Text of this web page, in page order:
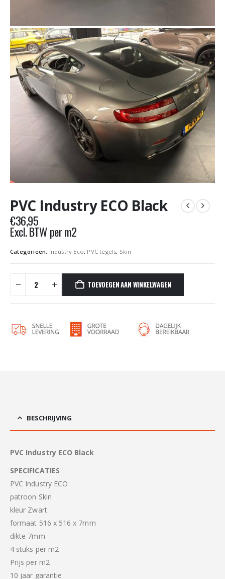
PVC Industry ECO Black
€36,95
Excl. BTW per m2
Categorieën: Industry Eco, PVC tegels, Skin
TOEVOEGEN AAN WINKELWAGEN
BESCHRIJVING
PVC Industry ECO Black
SPECIFICATIES
PVC Industry ECO
patroon Skin
kleur Zwart
formaat 516 x 516 x 7mm
dikte 7mm
4 stuks per m2
Prijs per m2
10 jaar garantie